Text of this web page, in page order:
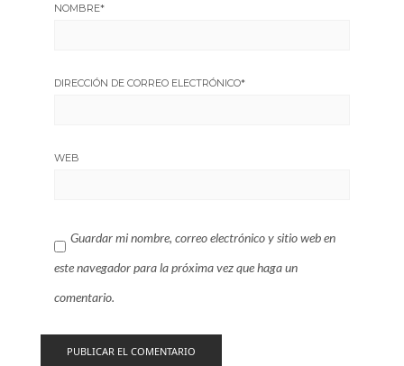
NOMBRE*
DIRECCIÓN DE CORREO ELECTRÓNICO*
WEB
Guardar mi nombre, correo electrónico y sitio web en
este navegador para la próxima vez que haga un
comentario.